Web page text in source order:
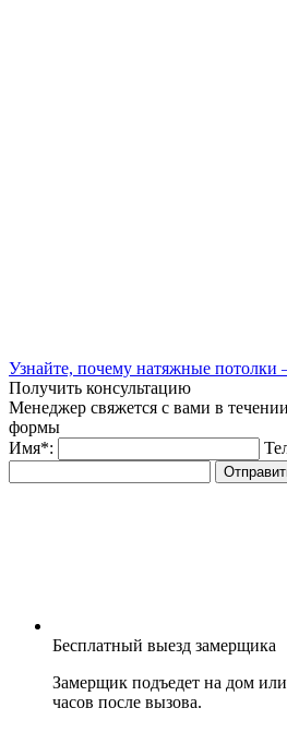
Узнайте, почему натяжные
Получить консультацию
Менеджер свяжется с вами в
формы
Имя*:
Бесплатный выезд замерщика
Замерщик подъедет на дом
часов после вызова.